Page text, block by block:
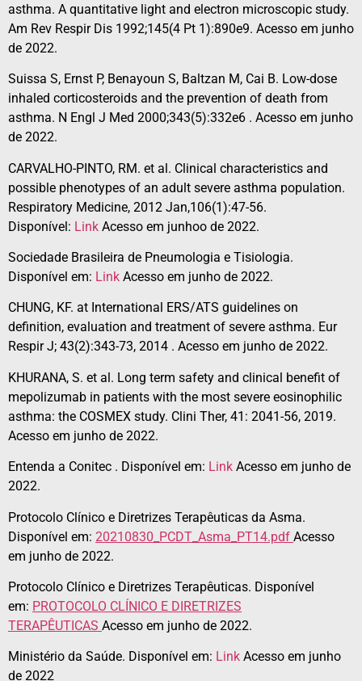
asthma. A quantitative light and electron microscopic study.
Am Rev Respir Dis 1992;145(4 Pt 1):890e9. Acesso em junho
de 2022.
Suissa S, Ernst P, Benayoun S, Baltzan M, Cai B. Low-dose
inhaled corticosteroids and the prevention of death from
asthma. N Engl J Med 2000;343(5):332e6 . Acesso em junho
de 2022.
CARVALHO-PINTO, RM. et al. Clinical characteristics and
possible phenotypes of an adult severe asthma population.
Respiratory Medicine, 2012 Jan,106(1):47-56.
Disponível: Link Acesso em junhoo de 2022.
Sociedade Brasileira de Pneumologia e Tisiologia.
Disponível em: Link Acesso em junho de 2022.
CHUNG, KF. at International ERS/ATS guidelines on
definition, evaluation and treatment of severe asthma. Eur
Respir J; 43(2):343-73, 2014 . Acesso em junho de 2022.
KHURANA, S. et al. Long term safety and clinical benefit of
mepolizumab in patients with the most severe eosinophilic
asthma: the COSMEX study. Clini Ther, 41: 2041-56, 2019.
Acesso em junho de 2022.
Entenda a Conitec . Disponível em: Link Acesso em junho de
2022.
Protocolo Clínico e Diretrizes Terapêuticas da Asma.
Disponível em: 20210830_PCDT_Asma_PT14.pdf Acesso
em junho de 2022.
Protocolo Clínico e Diretrizes Terapêuticas. Disponível
em: PROTOCOLO CLÍNICO E DIRETRIZES
TERAPÊUTICAS Acesso em junho de 2022.
Ministério da Saúde. Disponível em: Link Acesso em junho
de 2022